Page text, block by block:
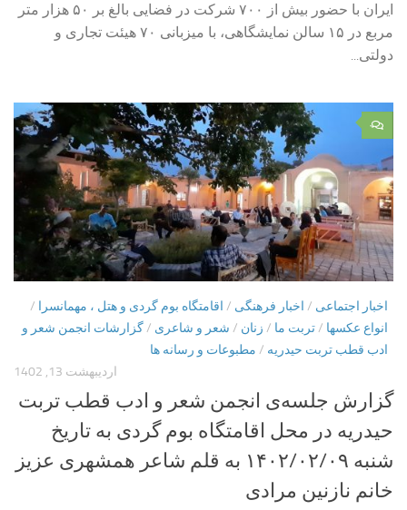
ایران با حضور بیش از ۷۰۰ شرکت در فضایی بالغ بر ۵۰ هزار متر
مربع در ۱۵ سالن نمایشگاهی، با میزبانی ۷۰ هیئت تجاری و
دولتی...
۰
اخبار اجتماعی / اخبار فرهنگی / اقامتگاه بوم گردی و هتل ، مهمانسرا /
انواع عکسها /تربت ما / زنان / شعر و شاعری /گزارشات انجمن شعر و
ادب قطب تربت حیدریه / مطبوعات و رسانه ها
اردیبهشت 13, 1402
گزارش جلسه‌ی انجمن شعر و ادب قطب تربت
حیدریه در محل اقامتگاه بوم گردی به تاریخ
شنبه ۱۴۰۲/۰۲/۰۹ به قلم شاعر همشهری عزیز
خانم نازنین مرادی